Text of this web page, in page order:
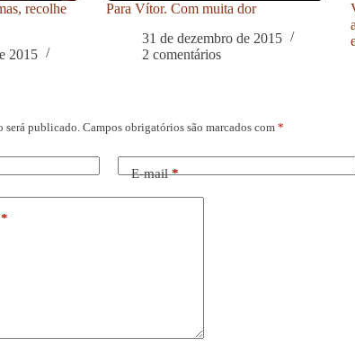
recolhe
2015
Para Vítor. Com muita dor
31 de dezembro de 2015
2 comentários
será publicado. Campos obrigatórios são marcados com *
E-mail*
*